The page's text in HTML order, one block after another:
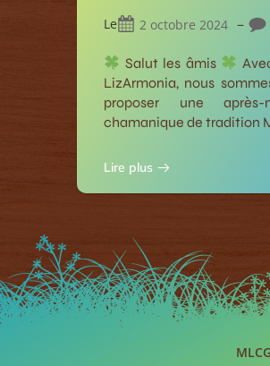
Le 2 octobre 2024 –
Salut les âmis
LizArmonia, nous
proposer une après-
chamanique de tradition
Lire plus
ML